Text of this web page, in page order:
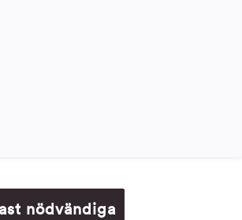
Lägg det färdigformade bröden på
vetebullar kan man med fördel
fyllningen ut på plåten och bullarna
en handduk/plast. Vill man ha en extra
utan skydd.
nödvändiga